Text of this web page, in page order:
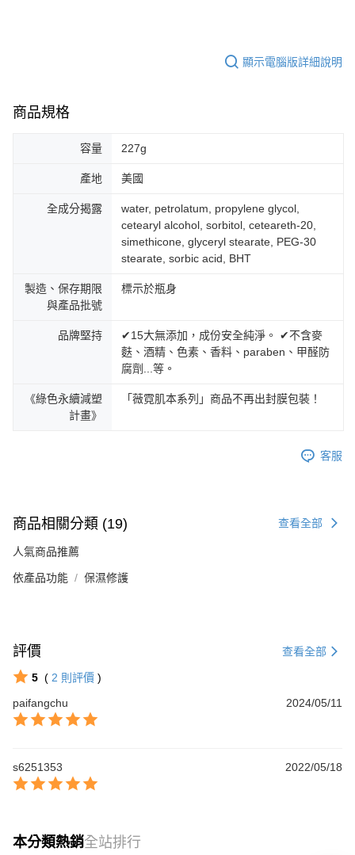
顯示電腦版詳細說明
商品規格
容量 227g
產地 美國
全成分揭露
water, petrolatum, propylene glycol,
cetearyl alcohol, sorbitol, ceteareth-20,
simethicone, glyceryl stearate, PEG-30
stearate, sorbic acid, BHT
製造、保存期限
與產品批號
標示於瓶身
品牌堅持
✔15大無添加，成份安全純淨。 ✔不含麥
麩、酒精、色素、香料、paraben、甲醛防
腐劑...等。
《綠色永續減塑
計畫》
「薇霓肌本系列」商品不再出封膜包裝！
客服
商品相關分類 (19) 查看全部
人氣商品推薦
依產品功能 保濕修護
評價 查看全部
5 ( 2 則評價 )
paifangchu
2024/05/11
s6251353 2022/05/18
本分類熱銷全站排行